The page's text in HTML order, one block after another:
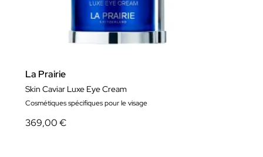
La Prairie
Skin Caviar Luxe Eye Cream
Cosmétiques spécifiques pour le visage
369,00 €